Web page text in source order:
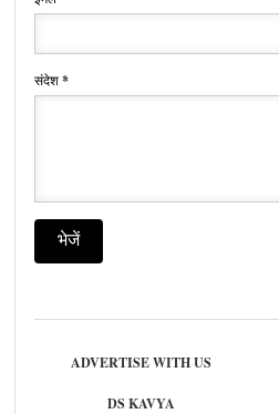
संदेश*
ADVERTISE WITH US
DS KAVYA